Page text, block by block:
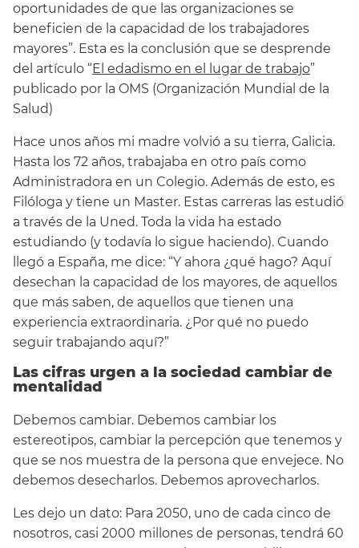
oportunidades de que las organizaciones se
beneficien de la capacidad de los trabajadores
mayores”. Esta es la conclusión que se desprende
del artículo “ El edadismo en el lugar de trabajo”
publicado por la OMS (Organización Mundial de la
Salud)
Hace unos años mi madre volvió a su tierra, Galicia.
Hasta los 72 años, trabajaba en otro país como
Administradora en un Colegio. Además de esto, es
Filóloga y tiene un Master. Estas carreras las estudió
a través de la Uned. Toda la vida ha estado
estudiando (y todavía lo sigue haciendo). Cuando
llegó a España, me dice: “Y ahora ¿qué hago? Aquí
desechan la capacidad de los mayores, de aquellos
que más saben, de aquellos que tienen una
experiencia extraordinaria. ¿Por qué no puedo
seguir trabajando aquí?”
Las cifras urgen a la sociedad cambiar de
mentalidad
Debemos cambiar. Debemos cambiar los
estereotipos, cambiar la percepción que tenemos y
que se nos muestra de la persona que envejece. No
debemos desecharlos. Debemos aprovecharlos.
Les dejo un dato: Para 2050, uno de cada cinco de
nosotros, casi 2000 millones de personas, tendrá 60